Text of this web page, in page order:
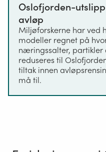
Oslofjorden-
avløp
Miljøforskerne har ved
modeller regnet på
næringssalter, partikler
reduseres til
tiltak innen
må til.